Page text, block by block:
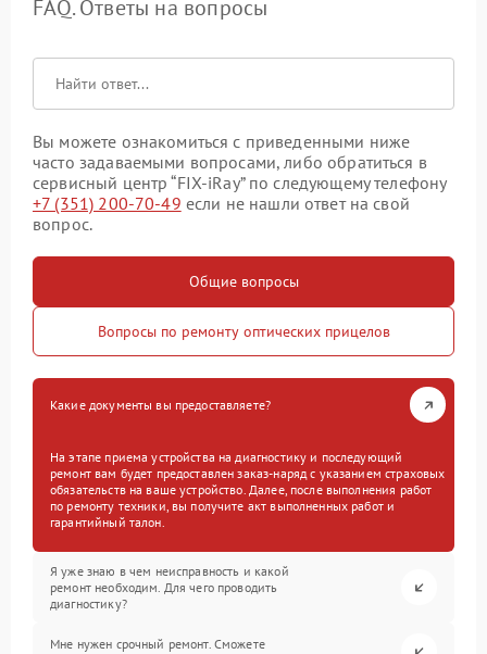
FAQ. Ответы на вопросы
Вы можете ознакомиться с приведенными ниже
часто задаваемыми вопросами, либо обратиться в
сервисный центр “FIX-iRay” по следующему телефону
+7 (351) 200-70-49 если не нашли ответ на свой
вопрос.
Общие вопросы
Вопросы по ремонту оптических прицелов
Какие документы вы предоставляете?
На этапе приема устройства на диагностику и последующий
ремонт вам будет предоставлен заказ-наряд с указанием страховых
обязательств на ваше устройство. Далее, после выполнения работ
по ремонту техники, вы получите акт выполненных работ и
гарантийный талон.
Я уже знаю в чем неисправность и какой
ремонт необходим. Для чего проводить
диагностику?
Мне нужен срочный ремонт. Сможете